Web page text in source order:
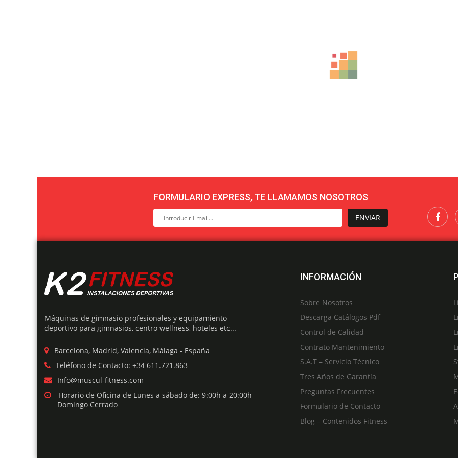
FORMULARIO EXPRESS, TE LLAMAMOS NOSOTROS
ENVIAR
Máquinas de gimnasio profesionales y equipamiento
deportivo para gimnasios, centro wellness, hoteles etc...
Barcelona, Madrid, Valencia, Málaga - España
Teléfono de Contacto: +34 611.721.863
Info@muscul-fitness.com
Horario de Oficina de Lunes a sábado de: 9:00h a 20:00h
Domingo Cerrado
INFORMACIÓN
Sobre Nosotros
Descarga Catálogos Pdf
Control de Calidad
Contrato Mantenimiento
S.A.T – Servicio Técnico
Tres Años de Garantía
Preguntas Frecuentes
Formulario de Contacto
Blog – Contenidos Fitness